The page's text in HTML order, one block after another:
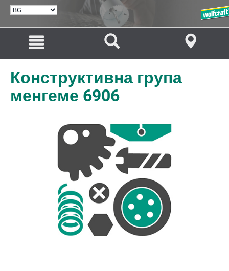
ИЗБИРАНЕ
ЕЗИК
Преминаване
съдържанието
Преминаване
навигацията
Конструктивна група
менгеме 6906